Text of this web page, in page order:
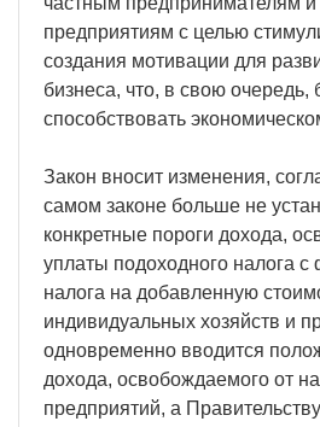
предприятиям с целью
создания мотивации для
бизнеса, что, в свою очередь,
способствовать
Закон вносит изменения,
самом законе больше не
конкретные пороги дохода,
уплаты подоходного налога с
налога на добавленную
индивидуальных хозяйств и
одновременно вводится
дохода, освобождаемого от
предприятий, а